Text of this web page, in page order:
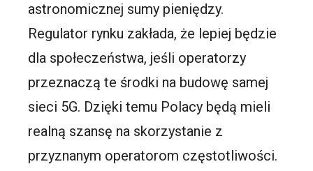
astronomicznej sumy pieniędzy.
Regulator rynku zakłada, że lepiej będzie
dla społeczeństwa, jeśli operatorzy
przeznaczą te środki na budowę samej
sieci 5G. Dzięki temu Polacy będą mieli
realną szansę na skorzystanie z
przyznanym operatorom częstotliwości.